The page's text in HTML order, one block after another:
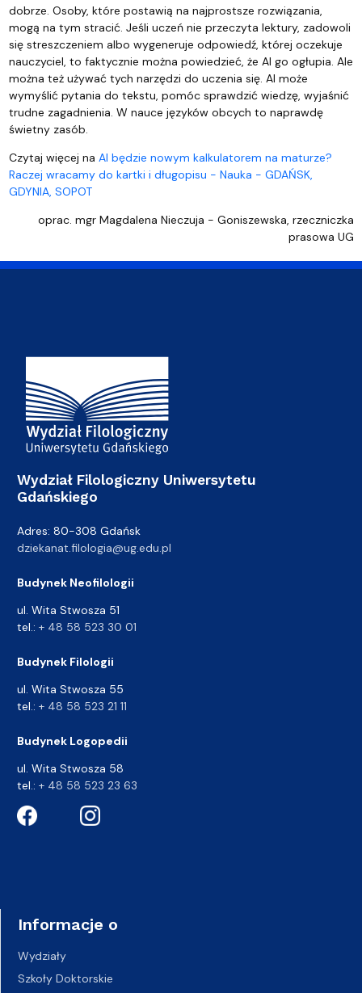
dobrze. Osoby, które postawią na najprostsze rozwiązania,
mogą na tym stracić. Jeśli uczeń nie przeczyta lektury, zadowoli
się streszczeniem albo wygeneruje odpowiedź, której oczekuje
nauczyciel, to faktycznie można powiedzieć, że AI go ogłupia. Ale
można też używać tych narzędzi do uczenia się. AI może
wymyślić pytania do tekstu, pomóc sprawdzić wiedzę, wyjaśnić
trudne zagadnienia. W nauce języków obcych to naprawdę
świetny zasób.
Czytaj więcej na AI będzie nowym kalkulatorem na maturze?
Raczej wracamy do kartki i długopisu - Nauka - GDAŃSK,
GDYNIA, SOPOT
oprac. mgr Magdalena Nieczuja - Goniszewska, rzeczniczka
prasowa UG
Adres Wydziału
Wydział Filologiczny Uniwersytetu
Gdańskiego
Adres: 80-308 Gdańsk
dziekanat.filologia@ug.edu.pl
Budynek Neofilologii
ul. Wita Stwosza 51
tel.: + 48 58 523 30 01
Budynek Filologii
ul. Wita Stwosza 55
tel.: + 48 58 523 21 11
Budynek Logopedii
ul. Wita Stwosza 58
tel.: + 48 58 523 23 63
Informacje o
Wydziały
Szkoły Doktorskie